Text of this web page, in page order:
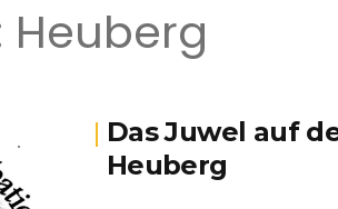
Festhalle
Hoplake
Heuberg
Das Juwel auf
Heuberg